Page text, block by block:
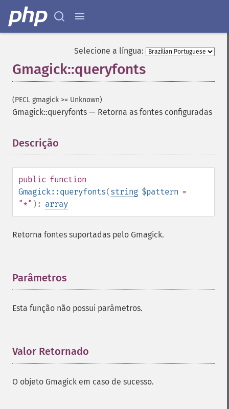
Selecione a língua:
Gmagick::queryfonts
(PECL gmagick >= Unknown)
Gmagick::queryfonts — Retorna as fontes configuradas
Descrição
public function
Gmagick::queryfonts(string $pattern =
"*" ): array
Retorna fontes suportadas pelo Gmagick.
Parâmetros
Esta função não possui parâmetros.
Valor Retornado
O objeto Gmagick em caso de sucesso.